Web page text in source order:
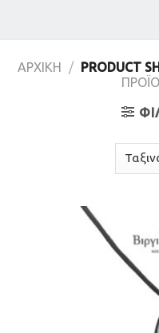
ΑΡΧΙΚΉ / PRODUCT